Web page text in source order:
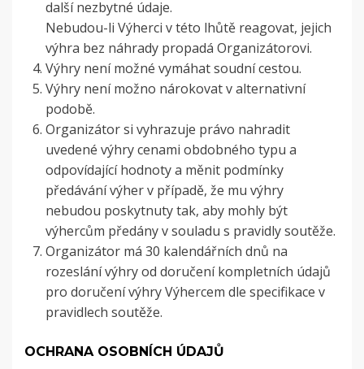
další nezbytné údaje.
Nebudou-li Výherci v této lhůtě reagovat, jejich
výhra bez náhrady propadá Organizátorovi.
Výhry není možné vymáhat soudní cestou.
Výhry není možno nárokovat v alternativní
podobě.
Organizátor si vyhrazuje právo nahradit
uvedené výhry cenami obdobného typu a
odpovídající hodnoty a měnit podmínky
předávání výher v případě, že mu výhry
nebudou poskytnuty tak, aby mohly být
výhercům předány v souladu s pravidly soutěže.
Organizátor má 30 kalendářních dnů na
rozeslání výhry od doručení kompletních údajů
pro doručení výhry Výhercem dle specifikace v
pravidlech soutěže.
OCHRANA OSOBNÍCH ÚDAJŮ